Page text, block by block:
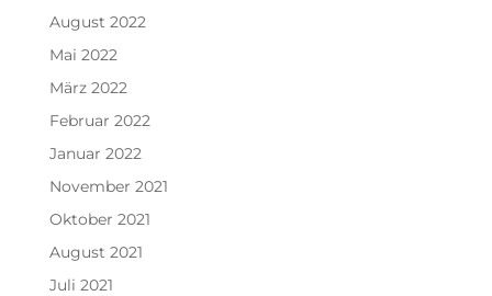
August 2022
Mai 2022
März 2022
Februar 2022
Januar 2022
November 2021
Oktober 2021
August 2021
Juli 2021